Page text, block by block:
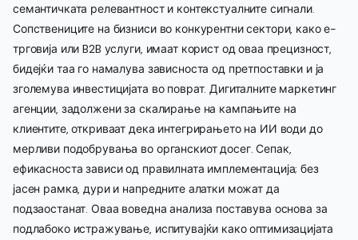
семантичката релевантност и контекстуалните сигнали.
Сопствениците на бизниси во конкурентни сектори, како е-
трговија или B2B услуги, имаат корист од оваа прецизност,
бидејќи таа го намалува зависноста од претпоставки и ја
зголемува инвестицијата во поврат. Дигиталните маркетинг
агенции, задолжени за скалирање на кампањите на
клиентите, откриваат дека интегрирањето на ИИ води до
мерливи подобрувања во органскиот досег. Сепак,
ефикасноста зависи од правилната имплементација; без
јасен рамка, дури и напредните алатки можат да
подзаостанат. Оваа воведна анализа поставува основа за
подлабоко истражување, испитувајќи како оптимизацијата